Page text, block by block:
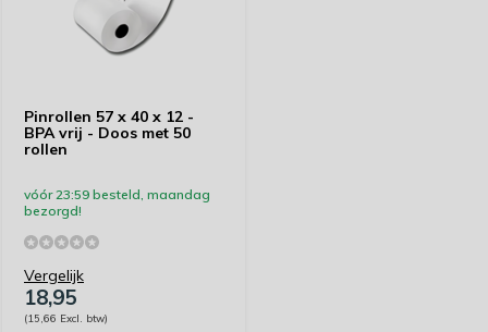
Pinrollen 57 x 40 x 12 -
BPA vrij - Doos met 50
rollen
vóór 23:59 besteld, maandag
bezorgd!
Vergelijk
18,95
(15,66 Excl. btw)